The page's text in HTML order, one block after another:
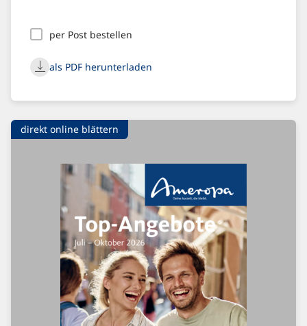
per Post bestellen
als PDF herunterladen
direkt online blättern